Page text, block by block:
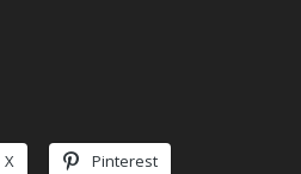
X Pinterest